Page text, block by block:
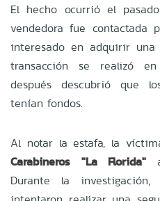
El hecho ocurrió el pasado
vendedora fue contactada
interesado en adquirir
transacción se realizó
después descubrió que
tenían fondos.
Al notar la estafa, la
Carabineros "La Florida"
Durante la investigación,